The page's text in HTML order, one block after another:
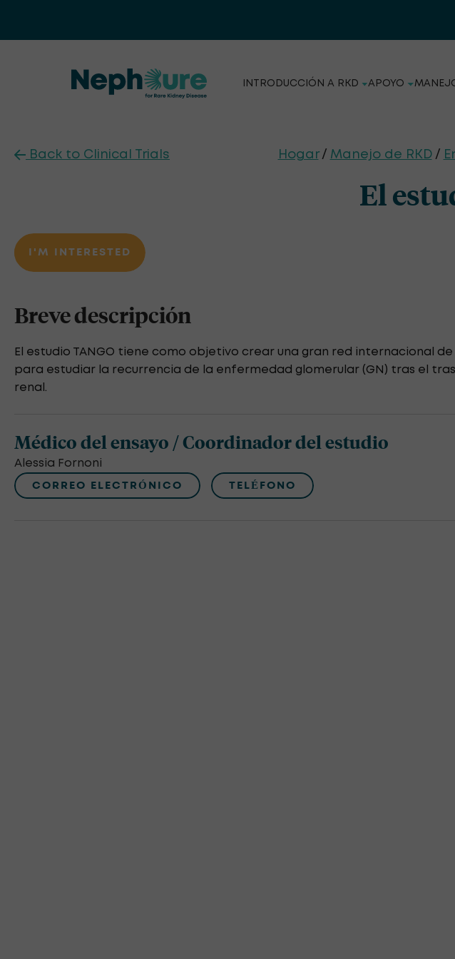
INTRODUCCIÓN A RKD APOYO
Back to Clinical Trials Hogar/ Manejo de RKD/
El
I'M INTERESTED
Breve descripción
El estudio TANGO tiene como objetivo crear una gran red internacional
para estudiar la recurrencia de la enfermedad glomerular (GN) tras el
renal.
Médico del ensayo / Coordinador del estudio
Alessia Fornoni
CORREO ELECTRÓNICO TELÉFONO